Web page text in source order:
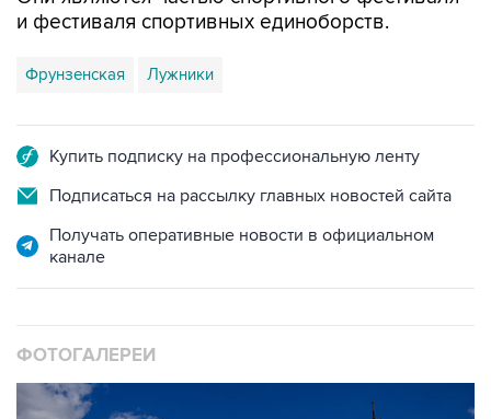
и фестиваля спортивных единоборств.
Фрунзенская Лужники
Купить подписку на профессиональную ленту
Подписаться на рассылку главных новостей сайта
Получать оперативные новости в официальном
канале
ФОТОГАЛЕРЕИ